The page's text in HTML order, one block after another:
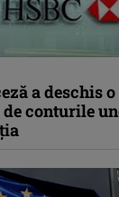
a deschis o
conturile